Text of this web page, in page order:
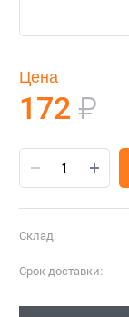
Цена
172 ₽
Склад:
Срок доставки: